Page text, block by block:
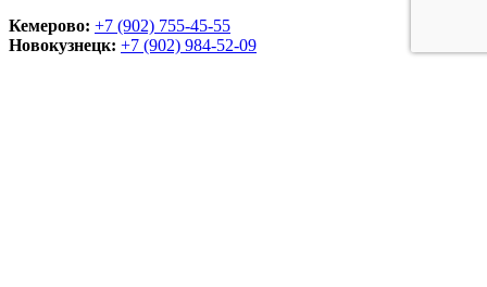
Кемерово: +7 (902) 755-45-55
Новокузнецк: +7 (902) 984-52-09